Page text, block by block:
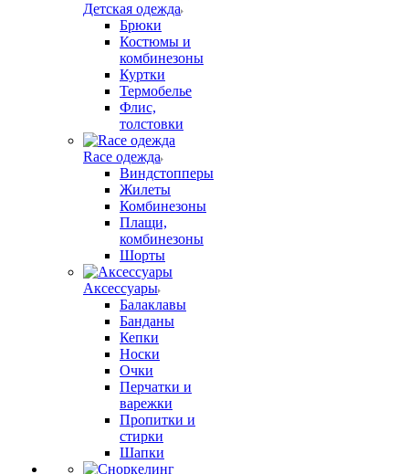
Детская одежда
Брюки
Костюмы и
комбинезоны
Куртки
Термобелье
Флис,
толстовки
Race одежда
Виндстопперы
Жилеты
Комбинезоны
Плащи,
комбинезоны
Шорты
Аксессуары
Балаклавы
Банданы
Кепки
Носки
Очки
Перчатки и
варежки
Пропитки и
стирки
Шапки